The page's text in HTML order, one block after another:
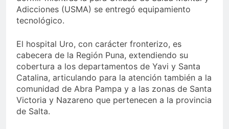
Adicciones (USMA) se entregó equipamiento
tecnológico.
El hospital Uro, con carácter fronterizo, es
cabecera de la Región Puna, extendiendo su
cobertura a los departamentos de Yavi y Santa
Catalina, articulando para la atención también a la
comunidad de Abra Pampa y a las zonas de Santa
Victoria y Nazareno que pertenecen a la provincia
de Salta.